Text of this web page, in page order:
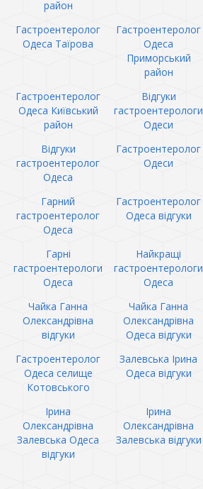
район
Гастроентеролог
Одеса Таїрова
Гастроентеролог
Одеса
Приморський
район
Гастроентеролог
Одеса Київський
район
Відгуки
гастроентерологи
Одеси
Відгуки
гастроентеролог
Одеса
Гастроентеролог
Одеси
Гарний
гастроентеролог
Одеса
Гастроентеролог
Одеса відгуки
Гарні
гастроентерологи
Одеса
Найкращі
гастроентерологи
Одеса
Чайка Ганна
Олександрівна
відгуки
Чайка Ганна
Олександрівна
Одеса відгуки
Гастроентеролог
Одеса селище
Котовського
Залевська Ірина
Одеса відгуки
Ірина
Олександрівна
Залевська Одеса
відгуки
Ірина
Олександрівна
Залевська відгуки